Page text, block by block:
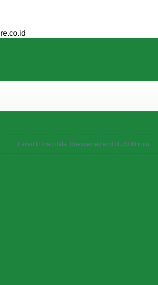
Failed to load data: Unexpected end of JSON input